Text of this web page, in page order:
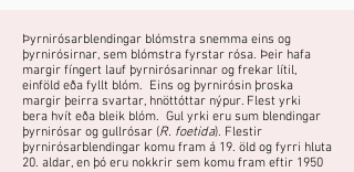
Þyrnirósarblendingar blómstra snemma eins og
þyrnirósirnar, sem blómstra fyrstar rósa. Þeir hafa
margir fíngert lauf þyrnirósarinnar og frekar lítil,
einföld eða fyllt blóm. Eins og þyrnirósin þroska
margir þeirra svartar, hnöttóttar nýpur. Flest yrki
bera hvít eða bleik blóm. Gul yrki eru sum blendingar
þyrnirósar og gullrósar (R. foetida). Flestir
þyrnirósarblendingar komu fram á 19. öld og fyrri hluta
20. aldar, en þó eru nokkrir sem komu fram eftir 1950